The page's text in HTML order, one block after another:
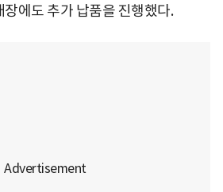
에도 추가 납품을 진행했다.